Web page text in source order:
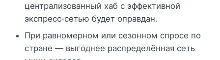
централизованный хаб с эффективной
экспресс‑сетью будет оправдан.
При равномерном или сезонном спросе по
стране — выгоднее распределённая сеть